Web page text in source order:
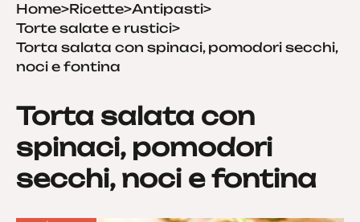
Home>Ricette>Antipasti>
Torte salate e rustici>
Torta salata con spinaci, pomodori secchi,
noci e fontina
Torta salata con
spinaci, pomodori
secchi, noci e fontina